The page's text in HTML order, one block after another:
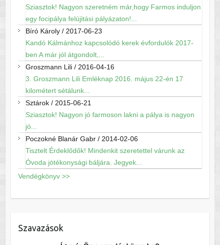
Sziasztok! Nagyon szeretném már,hogy Farmos induljon
egy focipálya felújitási pályázaton!...
Bíró Károly/ 2017-06-23
Kandó Kálmánhoz kapcsolódó kerek évfordulók 2017-
ben A már jól átgondolt,...
Groszmann Lili/ 2016-04-16
3. Groszmann Lili Emléknap 2016. május 22-én 17
kilométert sétálunk...
Sztárok/ 2015-06-21
Sziasztok! Nagyon jó farmoson lakni a pálya is nagyon
jó...
Poczokné Blanár Gabr/ 2014-02-06
Tisztelt Érdeklődők! Mindenkit szeretettel várunk az
Óvoda jótékonysági báljára. Jegyek...
Vendégkönyv >>
Szavazások